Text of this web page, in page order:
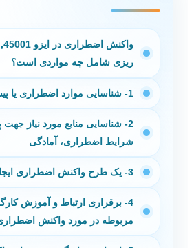
ریزی شامل چه مواردی است؟
1- شناسایی موارد اضطراری یا پیشگیری
2- شناسایی منابع مورد نیاز جهت
شرایط اضطراری، آمادگی
3- یک طرح واکنش اضطراری ایجاد کنید
4- برقراری ارتباط و آموزش
مربوطه در مورد واکنش